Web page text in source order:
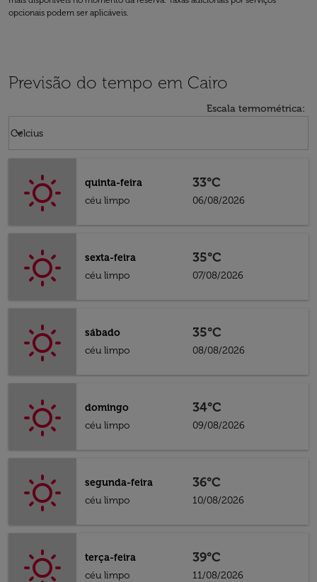
opcionais podem ser aplicáveis.
Previsão do tempo em Cairo
Escala termométrica:
Celcius
keyboard_arrow_down
quinta-feira
céu limpo
33°C
06/08/2026
sexta-feira
céu limpo
35°C
07/08/2026
sábado
céu limpo
35°C
08/08/2026
domingo
céu limpo
34°C
09/08/2026
segunda-feira
céu limpo
36°C
10/08/2026
terça-feira
céu limpo
39°C
11/08/2026